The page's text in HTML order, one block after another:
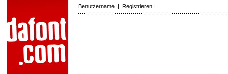
Benutzername | Registrieren